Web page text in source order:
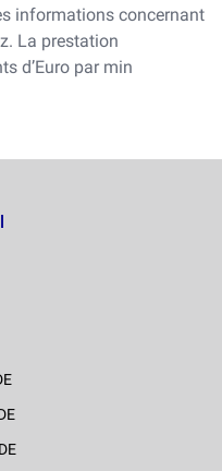
informations concernant
La prestation
d’Euro par min